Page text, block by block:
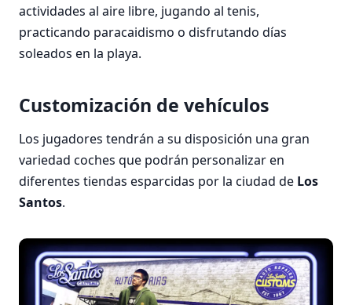
actividades al aire libre, jugando al tenis,
practicando paracaidismo o disfrutando días
soleados en la playa.
Customización de vehículos
Los jugadores tendrán a su disposición una gran
variedad coches que podrán personalizar en
diferentes tiendas esparcidas por la ciudad de Los
Santos.